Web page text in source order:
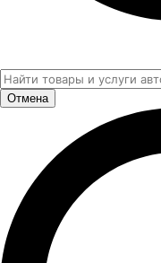
Отмена